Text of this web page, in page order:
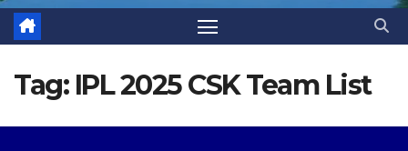
Tag: IPL 2025 CSK Team List